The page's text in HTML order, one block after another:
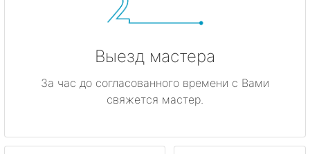
Выезд мастера
За час до согласованного времени с Вами
свяжется мастер.